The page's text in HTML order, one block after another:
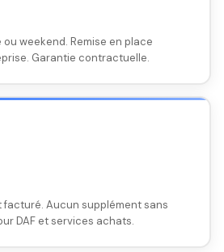
weekend. Remise en place
Garantie contractuelle.
facturé. Aucun supplément sans
DAF et services achats.